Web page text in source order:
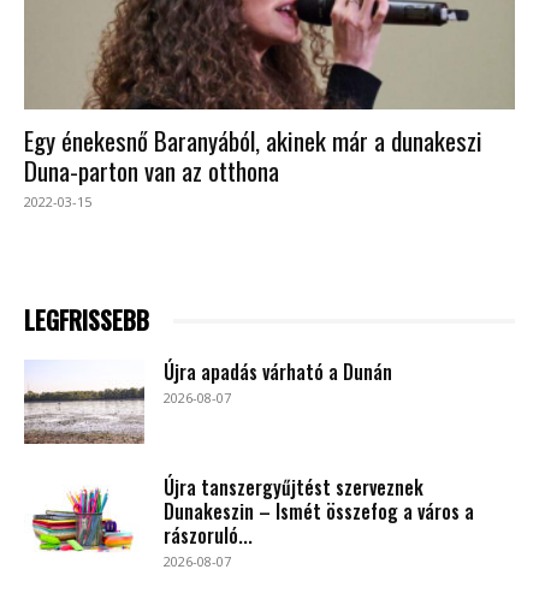
Egy énekesnő Baranyából, akinek már a dunakeszi
Duna-parton van az otthona
2022-03-15
LEGFRISSEBB
Újra apadás várható a Dunán
2026-08-07
Újra tanszergyűjtést szerveznek
Dunakeszin – Ismét összefog a város a
rászoruló...
2026-08-07